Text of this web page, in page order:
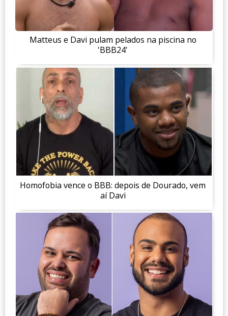
Matteus e Davi pulam pelados na piscina no
'BBB24'
Homofobia vence o BBB: depois de Dourado, vem
aí Davi